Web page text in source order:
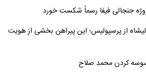
جنجالی فیفا رسماً شکست خورد
از پرسپولیس؛ این پیراهن بخشی از هویت
کردن محمد صلاح